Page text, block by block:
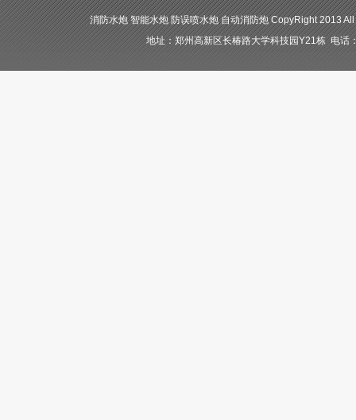
消防水炮 智能水炮 防误喷水炮 自动消防炮 CopyRight 2013
地址：郑州高新区长椿路大学科技园Y21栋 电